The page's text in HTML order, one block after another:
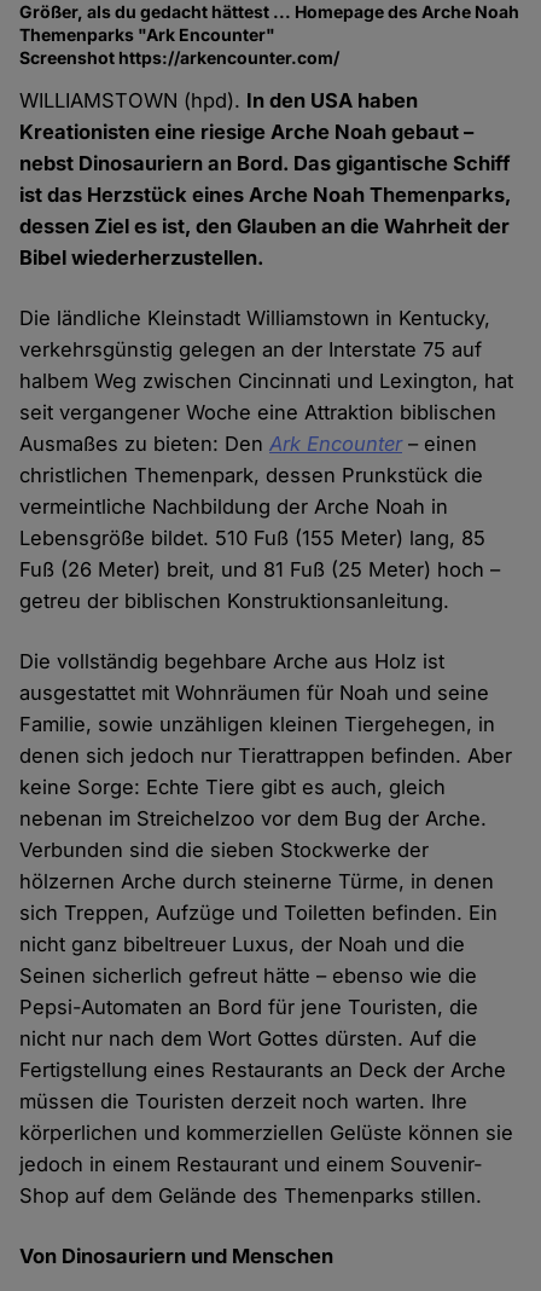
Größer, als du gedacht hättest ... Homepage des Arche Noah
Themenparks "Ark Encounter"
Screenshot https://arkencounter.com/
WILLIAMSTOWN (hpd). In den USA haben
Kreationisten eine riesige Arche Noah gebaut –
nebst Dinosauriern an Bord. Das gigantische Schiff
ist das Herzstück eines Arche Noah Themenparks,
dessen Ziel es ist, den Glauben an die Wahrheit der
Bibel wiederherzustellen.
Die ländliche Kleinstadt Williamstown in Kentucky,
verkehrsgünstig gelegen an der Interstate 75 auf
halbem Weg zwischen Cincinnati und Lexington, hat
seit vergangener Woche eine Attraktion biblischen
Ausmaßes zu bieten: DenArk Encounter– einen
christlichen Themenpark, dessen Prunkstück die
vermeintliche Nachbildung der Arche Noah in
Lebensgröße bildet. 510 Fuß (155 Meter) lang, 85
Fuß (26 Meter) breit, und 81 Fuß (25 Meter) hoch –
getreu der biblischen Konstruktionsanleitung.
Die vollständig begehbare Arche aus Holz ist
ausgestattet mit Wohnräumen für Noah und seine
Familie, sowie unzähligen kleinen Tiergehegen, in
denen sich jedoch nur Tierattrappen befinden. Aber
keine Sorge: Echte Tiere gibt es auch, gleich
nebenan im Streichelzoo vor dem Bug der Arche.
Verbunden sind die sieben Stockwerke der
hölzernen Arche durch steinerne Türme, in denen
sich Treppen, Aufzüge und Toiletten befinden. Ein
nicht ganz bibeltreuer Luxus, der Noah und die
Seinen sicherlich gefreut hätte – ebenso wie die
Pepsi-Automaten an Bord für jene Touristen, die
nicht nur nach dem Wort Gottes dürsten. Auf die
Fertigstellung eines Restaurants an Deck der Arche
müssen die Touristen derzeit noch warten. Ihre
körperlichen und kommerziellen Gelüste können sie
jedoch in einem Restaurant und einem Souvenir-
Shop auf dem Gelände des Themenparks stillen.
Von Dinosauriern und Menschen